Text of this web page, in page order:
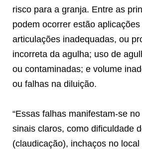
risco para a granja. Entre as
podem ocorrer estão
articulações inadequadas, ou
incorreta da agulha; uso de
ou contaminadas; e volume
ou falhas na diluição.
“Essas falhas manifestam-se
sinais claros, como dificuldade
(claudicação), inchaços no